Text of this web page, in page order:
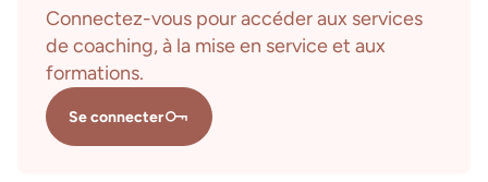
Connectez-vous pour accéder aux services
de coaching, à la mise en service et aux
formations.
Se connecter